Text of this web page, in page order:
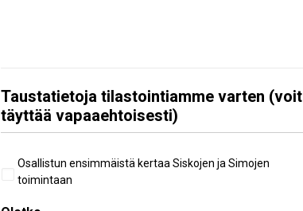
Taustatietoja tilastointiamme varten (voit
täyttää vapaaehtoisesti)
Aiempi
osallistuminen
Osallistun ensimmäistä kertaa Siskojen ja Simojen
toimintaan